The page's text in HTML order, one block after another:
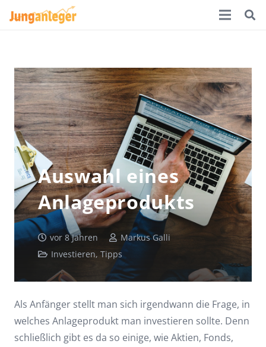
Auswahl eines
Anlageprodukts
vor 8 Jahren
Markus Galli
Investieren, Tipps
Als Anfänger stellt man sich irgendwann die Frage, in
welches Anlageprodukt man investieren sollte. Denn
schließlich gibt es da so einige, wie Aktien, Fonds,